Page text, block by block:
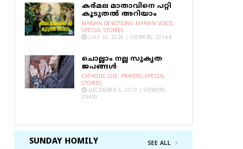
കര്‍മല മാതാവിനെ പറ്റി
കൂടുതല്‍ അറിയാം
MARIAN DEVOTIONS, MARIAN VOICE,
SPECIAL STORIES
JULY 16, 2026 | VIEWERS: 32144
ചൊല്ലാം നല്ല സുകൃത
ജപങ്ങൾ
CATHOLIC LIFE, PRAYERS, SPECIAL
STORIES
DECEMBER 5, 2019 | VIEWERS:
29439
SUNDAY HOMILY SEE ALL